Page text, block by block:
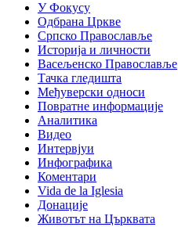
У Фокусу
Одбрана Цркве
Српско Православље
Историја и личности
Васељенско Православље
Тачка гледишта
Међуверски односи
Повратне информације
Аналитика
Видео
Интервјуи
Инфографика
Коментари
Vida de la Iglesia
Донације
Животът на Църквата